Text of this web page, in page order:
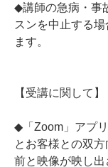
◆講師の急病・事
スンを中止する
ます。
【受講に関して】
◆「Zoom」アプ
とお客様との双
前と映像が映し